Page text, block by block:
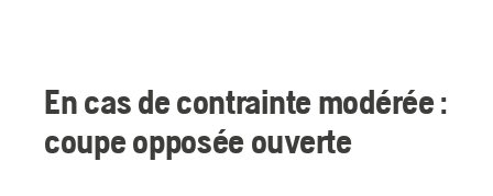
En cas de contrainte modérée :
coupe opposée ouverte